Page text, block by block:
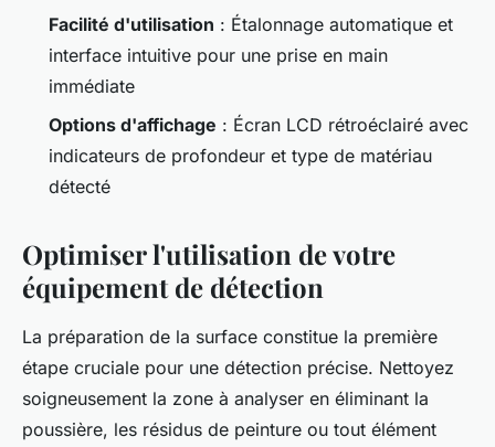
Facilité d'utilisation : Étalonnage automatique et
interface intuitive pour une prise en main
immédiate
Options d'affichage : Écran LCD rétroéclairé avec
indicateurs de profondeur et type de matériau
détecté
Optimiser l'utilisation de votre
équipement de détection
La préparation de la surface constitue la première
étape cruciale pour une détection précise. Nettoyez
soigneusement la zone à analyser en éliminant la
poussière, les résidus de peinture ou tout élément